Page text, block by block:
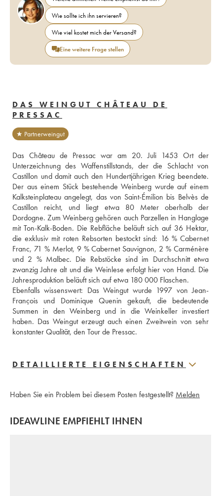
Wie sollte ich ihn servieren?
Wie viel kostet mich der Versand?
Eine weitere Frage stellen
DAS WEINGUT CHÂTEAU DE
PRESSAC
★ Partnerweingut
Das Château de Pressac war am 20. Juli 1453 Ort der
Unterzeichnung des Waffenstillstands, der die Schlacht von
Castillon und damit auch den Hundertjährigen Krieg beendete.
Der aus einem Stück bestehende Weinberg wurde auf einem
Kalksteinplateau angelegt, das von Saint-Émilion bis Belvès de
Castillon reicht, und liegt etwa 80 Meter oberhalb der
Dordogne. Zum Weinberg gehören auch Parzellen in Hanglage
mit Ton-Kalk-Boden. Die Rebfläche beläuft sich auf 36 Hektar,
die exklusiv mit roten Rebsorten bestockt sind: 16 % Cabernet
Franc, 71 % Merlot, 9 % Cabernet Sauvignon, 2 % Carménère
und 2 % Malbec. Die Rebstöcke sind im Durchschnitt etwa
zwanzig Jahre alt und die Weinlese erfolgt hier von Hand. Die
Jahresproduktion beläuft sich auf etwa 180 000 Flaschen.
Ebenfalls wissenswert: Das Weingut wurde 1997 von Jean-
François und Dominique Quenin gekauft, die bedeutende
Summen in den Weinberg und in die Weinkeller investiert
haben. Das Weingut erzeugt auch einen Zweitwein von sehr
konstanter Qualität, den Tour de Pressac.
DETAILLIERTE EIGENSCHAFTEN
Haben Sie ein Problem bei diesem Posten festgestellt? Melden
IDEAWLINE EMPFIEHLT IHNEN